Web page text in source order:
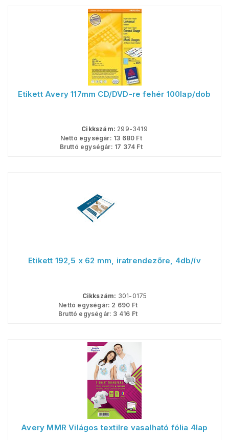
Etikett Avery 117mm CD/DVD-re fehér 100lap/dob
Cikkszám: 299-3419
Nettó egységár: 13 680 Ft
Bruttó egységár: 17 374 Ft
Etikett 192,5 x 62 mm, iratrendezőre, 4db/ív
Cikkszám: 301-0175
Nettó egységár: 2 690 Ft
Bruttó egységár: 3 416 Ft
Avery MMR Világos textilre vasalható fólia 4lap